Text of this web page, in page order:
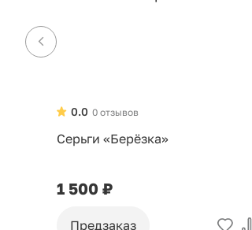
0 отзывов
0.0
Серьги «Берёзка»
1 500 ₽
Предзаказ